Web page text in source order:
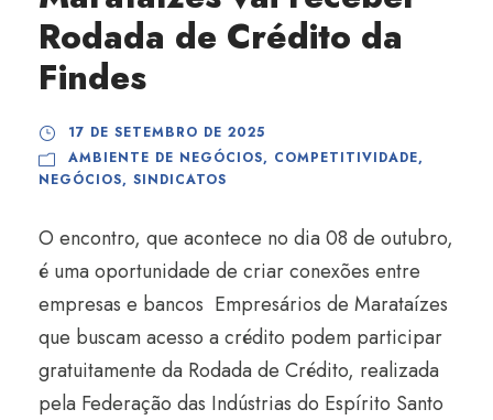
Rodada de Crédito da
Findes
17 DE SETEMBRO DE 2025
AMBIENTE DE NEGÓCIOS, COMPETITIVIDADE,
NEGÓCIOS, SINDICATOS
O encontro, que acontece no dia 08 de outubro,
é uma oportunidade de criar conexões entre
empresas e bancos Empresários de Marataízes
que buscam acesso a crédito podem participar
gratuitamente da Rodada de Crédito, realizada
pela Federação das Indústrias do Espírito Santo